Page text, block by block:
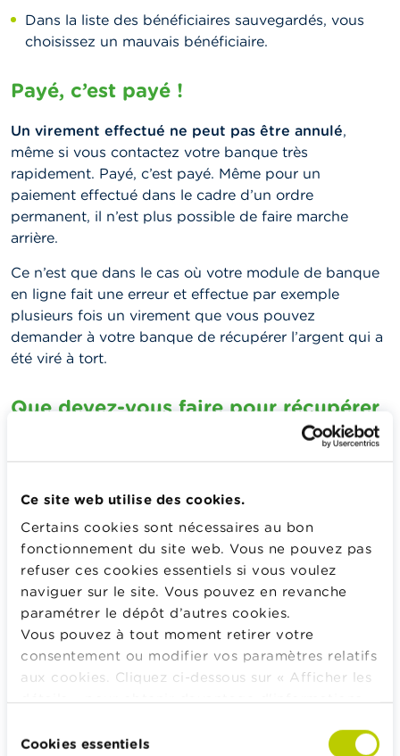
Ce site web utilise des cookies.
Certains cookies sont nécessaires au bon
fonctionnement du site web. Vous ne pouvez pas
refuser ces cookies essentiels si vous voulez
naviguer sur le site. Vous pouvez en revanche
paramétrer le dépôt d’autres cookies.
Vous pouvez à tout moment retirer votre
consentement ou modifier vos paramètres relatifs
aux cookies. Cliquez ci-dessous sur « Afficher les
consultable dans son intégralité
duCookies essentiels
Dans la liste des bénéficiaires sauvegardés, vous
choisissez un mauvais bénéficiaire.
Payé, c’est payé !
Un virement effectué ne peut pas être annulé,
même si vous contactez votre banque très
rapidement. Payé, c’est payé. Même pour un
paiement effectué dans le cadre d’un ordre
permanent, il n’est plus possible de faire marche
arrière.
Ce n’est que dans le cas où votre module de banque
en ligne fait une erreur et effectue par exemple
plusieurs fois un virement que vous pouvez
demander à votre banque de récupérer l’argent qui a
été viré à tort.
Que devez-vous faire pour récupérer
mentionnez toujours le nom et l’adresse du
vous pourrez aisément prouver que le virement
était destiné à cette personne.
Lorsque vous ne savez pas à qui vous avez fait le
virement,contactez votre banque. Celle-ci
contactera la banque destinataire pour lui
demander qui a reçu l’argent. Votre banque est en
effet tenue de faire des efforts raisonnables pour
refuse de vous fournir les informations pertinentes,